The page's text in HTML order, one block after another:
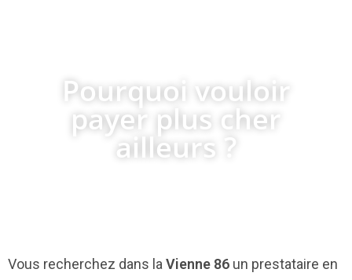
Pourquoi vouloir
payer plus cher
ailleurs ?
Vous recherchez dans la Vienne 86 un prestataire en